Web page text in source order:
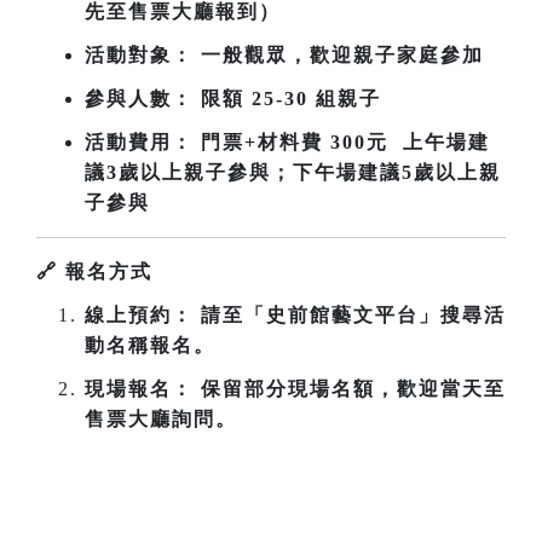
先至售票大廳報到）
活動對象： 一般觀眾，歡迎親子家庭參加
參與人數： 限額 25-30 組親子
活動費用： 門票+材料費 300元 上午場建
議3歲以上親子參與；下午場建議5歲以上親
子參與
🔗 報名方式
線上預約： 請至「史前館藝文平台」搜尋活
動名稱報名。
現場報名： 保留部分現場名額，歡迎當天至
售票大廳詢問。